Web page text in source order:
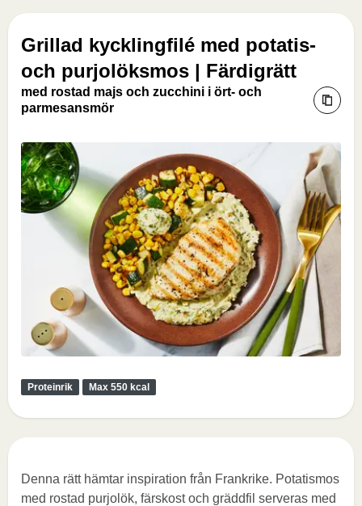
Grillad kycklingfilé med potatis-
och purjolöksmos | Färdigrätt
med rostad majs och zucchini i ört- och
parmesansmör
Proteinrik Max 550 kcal
Denna rätt hämtar inspiration från Frankrike. Potatismos
med rostad purjolök, färskost och gräddfil serveras med